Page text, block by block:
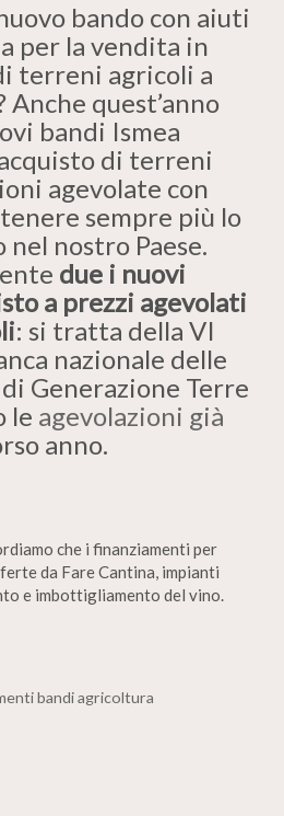
bando con aiuti
per la vendita in
terreni agricoli a
quest’anno
bandi Ismea
di terreni
agevolate con
sempre più lo
nostro Paese.
due i nuovi
a prezzi agevolati
: si tratta della VI
nazionale delle
Generazione Terre
le agevolazioni già
anno.
che i finanziamenti per
da Fare Cantina, impianti
e imbottigliamento del vino.
bandi agricoltura